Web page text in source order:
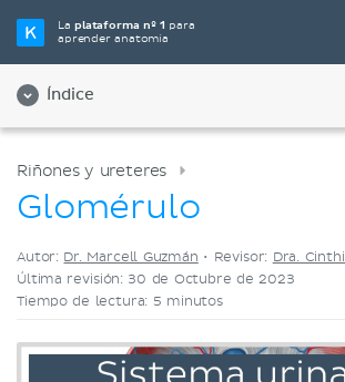
Laplataforma nº 1 para
aprender anatomía
Índice
Elige tu herramienta de estudio
Videos
Riñones y ureteres
Glomérulo
Autor: Dr. Marcell Guzmán • Revisor: Dra.
Última revisión: 30 de Octubre de 2023
Tiempo de lectura: 5 minutos